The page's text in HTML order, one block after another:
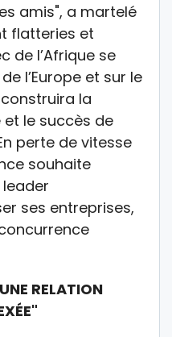
amis", a martelé
flatteries et
de l’Afrique se
l’Europe et sur le
la
le succès de
perte de vitesse
souhaite
ses entreprises,
RELATION